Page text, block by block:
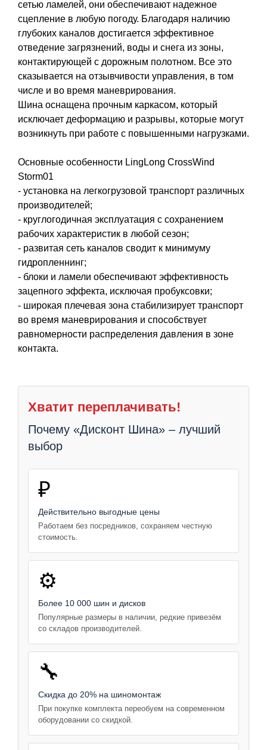
сетью ламелей, они обеспечивают надежное
сцепление в любую погоду. Благодаря наличию
глубоких каналов достигается эффективное
отведение загрязнений, воды и снега из зоны,
контактирующей с дорожным полотном. Все это
сказывается на отзывчивости управления, в том
числе и во время маневрирования.
Шина оснащена прочным каркасом, который
исключает деформацию и разрывы, которые могут
возникнуть при работе с повышенными нагрузками.
Основные особенности LingLong CrossWind
Storm01
- установка на легкогрузовой транспорт различных
производителей;
- круглогодичная эксплуатация с сохранением
рабочих характеристик в любой сезон;
- развитая сеть каналов сводит к минимуму
гидропленнинг;
- блоки и ламели обеспечивают эффективность
зацепного эффекта, исключая пробуксовки;
- широкая плечевая зона стабилизирует транспорт
во время маневрирования и способствует
равномерности распределения давления в зоне
контакта.
Хватит переплачивать!
Почему «Дисконт Шина» – лучший
выбор
₽
Действительно выгодные цены
Работаем без посредников, сохраняем честную
стоимость.
⚙️
Более 10 000 шин и дисков
Популярные размеры в наличии, редкие привезём
со складов производителей.
🔧
Скидка до 20% на шиномонтаж
При покупке комплекта переобуем на современном
оборудовании со скидкой.